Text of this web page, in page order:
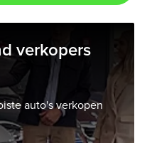
verkopers
auto's verkopen